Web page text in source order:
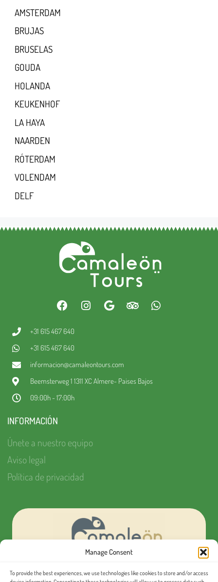
Manage Consent
To provide the best experiences, we use technologies like cookies to store and/or access
AMSTERDAM
BRUJAS
BRUSELAS
GOUDA
HOLANDA
KEUKENHOF
LA HAYA
NAARDEN
RÓTERDAM
VOLENDAM
DELF
+31 615 467 640
+31 615 467 640
informacion@camaleontours.com
Beemsterweg 1 1311 XC Almere- Paises Bajos
09:00h - 17:00h
INFORMACIÓN
Únete a nuestro equipo
Aviso legal
Política de privacidad
¿Quieres organizar tu próximo evento MICE?